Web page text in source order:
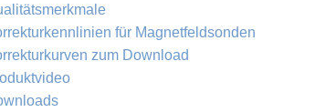
für Magnetfeldsonden
zum Download